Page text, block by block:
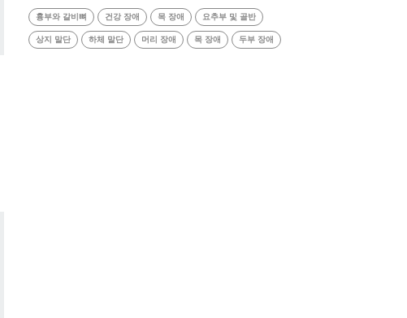
흉부와 갈비뼈 건강 장애 목 장애 요추부 및 골반
상지 말단 하체 말단 머리 장애 목 장애 두부 장애